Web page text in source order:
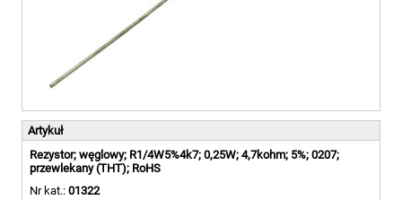
Artykuł
Rezystor; węglowy; R1/4W5%4k7; 0,25W; 4,7kohm; 5%; 0207;
przewlekany (THT); RoHS
Nr kat.: 01322